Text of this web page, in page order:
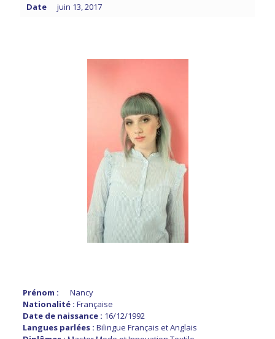
Date juin 13, 2017
Prénom : Nancy
Nationalité : Française
Date de naissance : 16/12/1992
Langues parlées : Bilingue Français et Anglais